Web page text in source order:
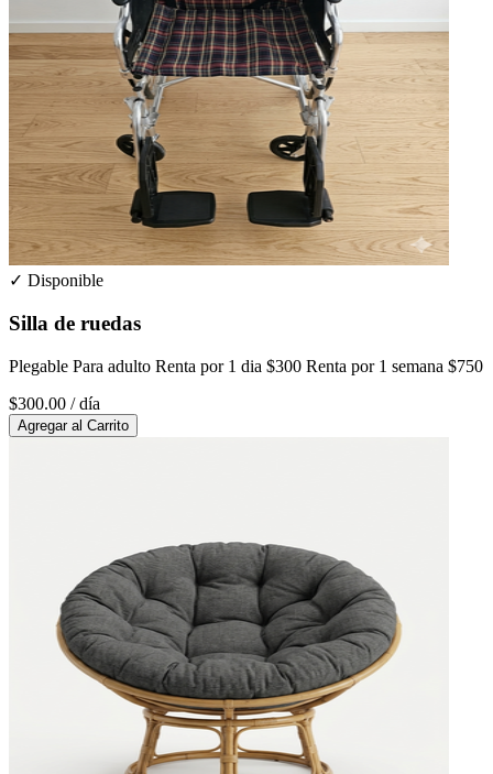
✓ Disponible
Silla de ruedas
Plegable Para adulto Renta por 1 dia $300 Renta por 1 semana $750
$300.00 / día
Agregar al Carrito